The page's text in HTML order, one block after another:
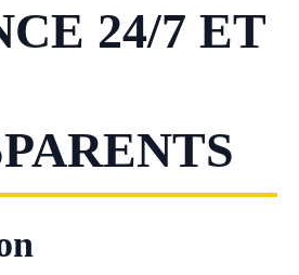
24/7 ET